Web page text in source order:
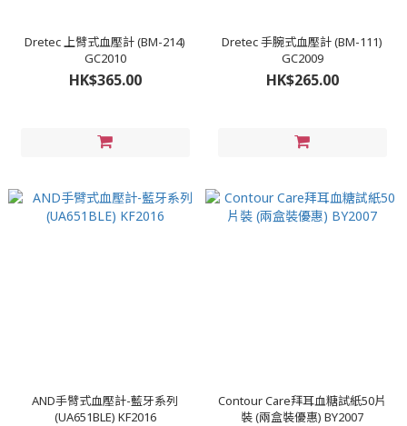
Dretec 上臂式血壓計 (BM-214)
GC2010
HK$365.00
Dretec 手腕式血壓計 (BM-111)
GC2009
HK$265.00
AND手臂式血壓計-藍牙系列
(UA651BLE) KF2016
Contour Care拜耳血糖試紙50片
裝 (兩盒裝優惠) BY2007